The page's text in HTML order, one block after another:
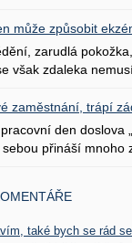
může způsobit
zarudlá
však zdaleka
zaměstnání, trápí
den doslova
přináší mnoho
také bych se rád